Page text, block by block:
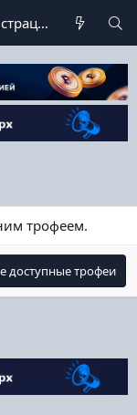
Регистрация
трофеем.
доступные трофеи